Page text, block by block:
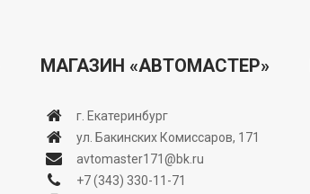
МАГАЗИН «АВТОМАСТЕР»
г. Екатеринбург
ул. Бакинских Комиссаров, 171
avtomaster171@bk.ru
+7 (343) 330-11-71